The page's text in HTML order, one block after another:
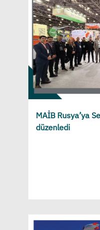
MAİB Rusya’ya
düzenledi